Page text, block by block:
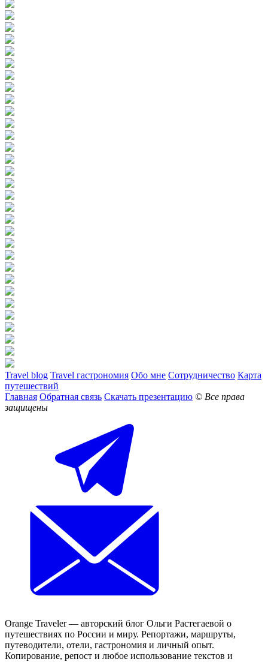
Travel blog Travel гастрономия Обо мне Сотрудничество Карта
путешествий
Главная Обратная связь Скачать презентацию © Все права
защищены
Orange Traveler — авторский блог Ольги Растегаевой о
путешествиях по России и миру. Репортажи, маршруты,
путеводители, отели, гастрономия и личный опыт.
Копирование, репост и любое использование текстов и